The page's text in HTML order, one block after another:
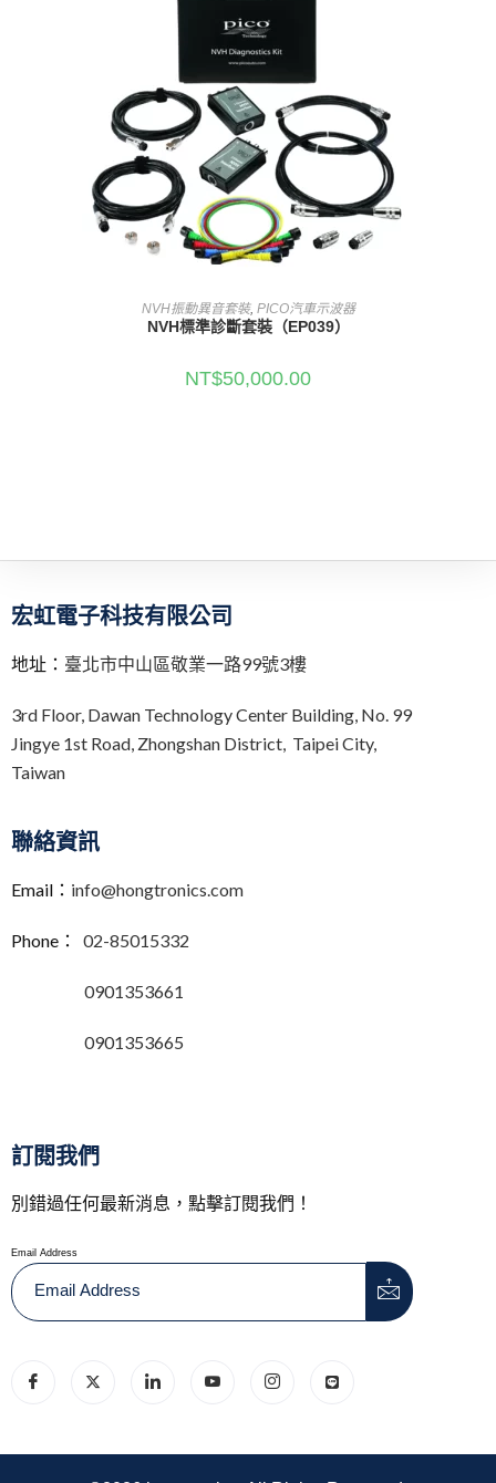
加入購物車
NVH振動異音套裝, PICO汽車示波器
NVH標準診斷套裝（EP039）
NT$50,000.00
宏虹電子科技有限公司
地址： 臺北市中山區敬業一路99號3樓
3rd Floor, Dawan Technology Center Building, No. 99
Jingye 1st Road, Zhongshan District, Taipei City,
Taiwan
聯絡資訊
Email： info@hongtronics.com
Phone： 02-85015332
0901353661
0901353665
訂閱我們
別錯過任何最新消息，點擊訂閱我們！
Email Address